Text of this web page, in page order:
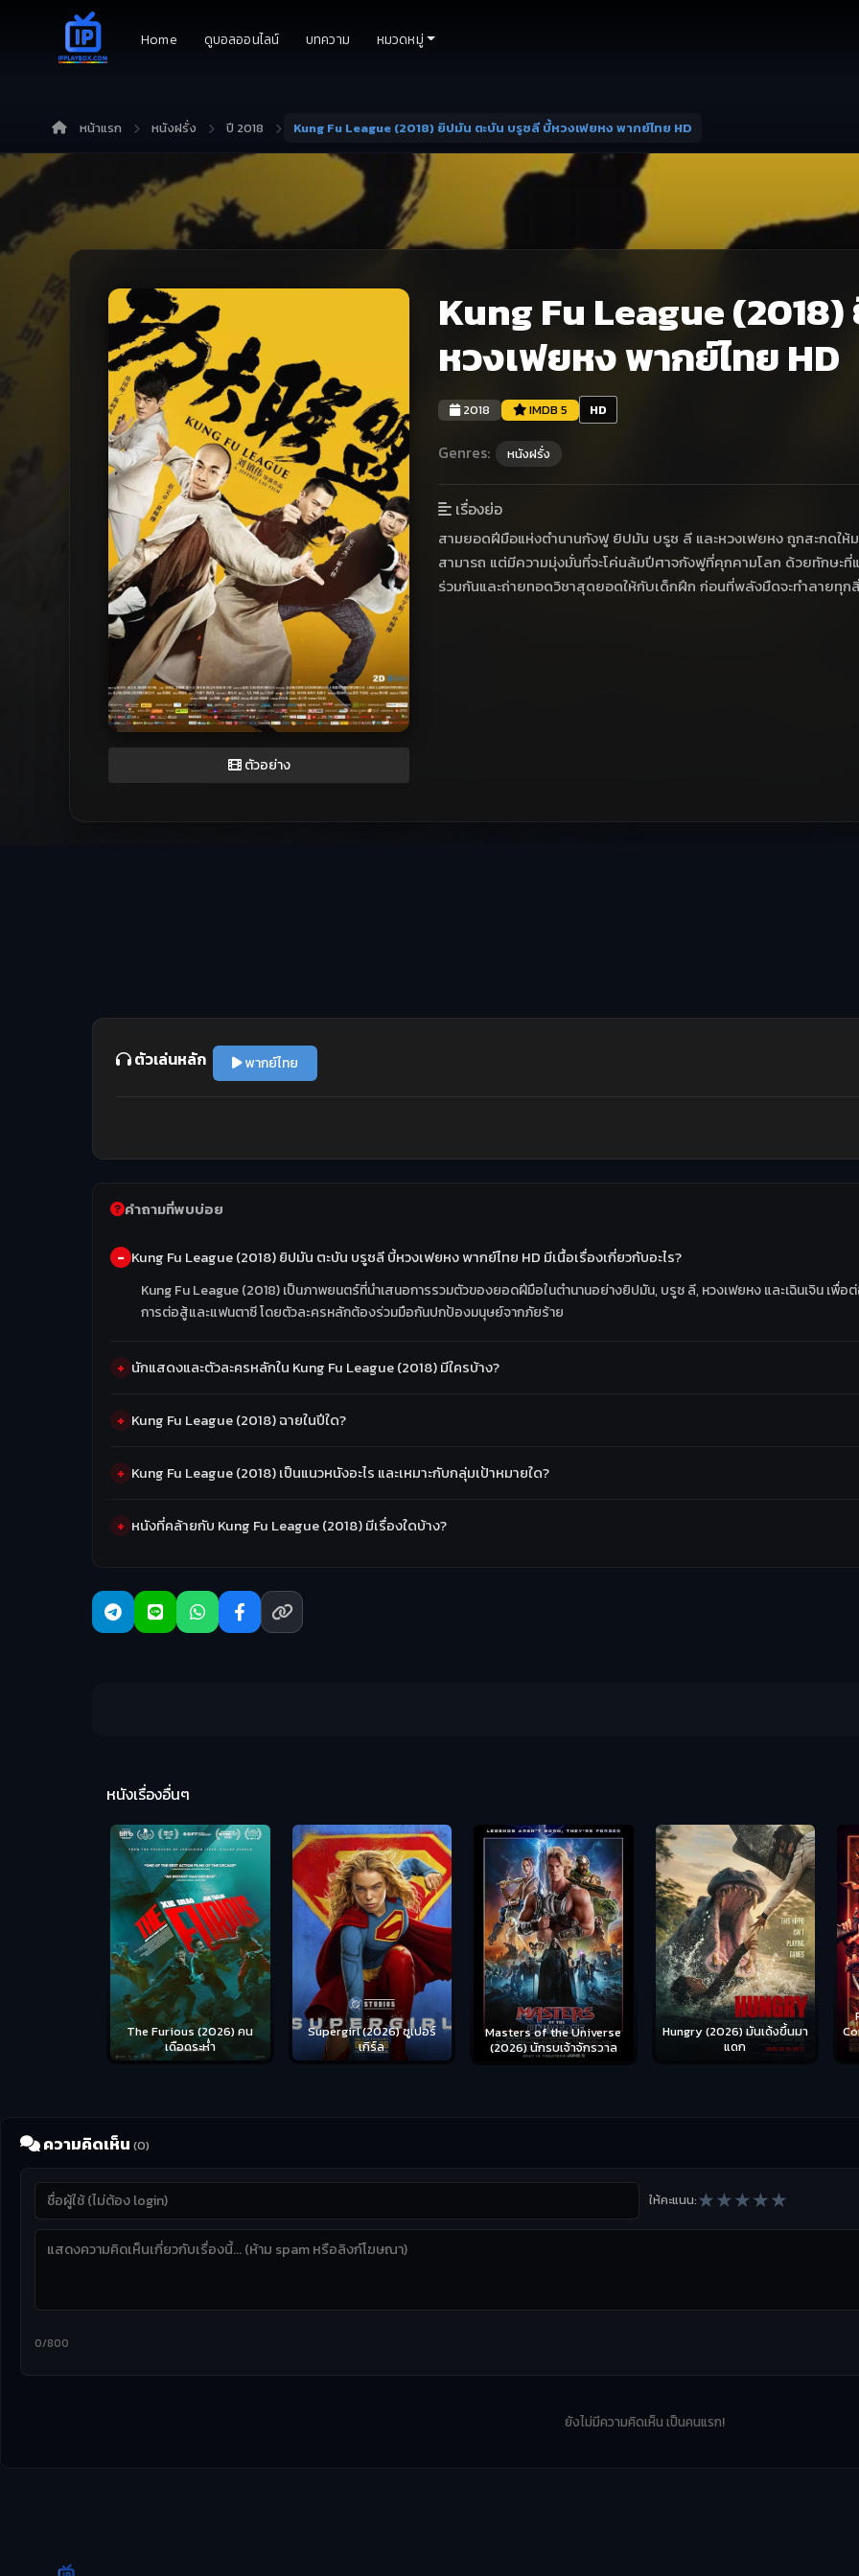
Home ดูบอลออนไลน์ บทความ หมวดหมู่
หน้าแรก หนังฝรั่ง ปี 2018 Kung Fu League (2018) ยิปมัน ตะบัน บรูซลี บี้หวงเฟยหง พากย์ไทย HD
ตัวอย่าง
Kung Fu League
หวงเฟยหง พากย์ไทย HD
2018 IMDB 5 HD
Genres: หนังฝรั่ง
เรื่องย่อ
สามยอดฝีมือแห่งตำนานกังฟู ยิปมัน บรูซ ลี และหวงเฟยหง ถูกสะกดใ
สามารถ แต่มีความมุ่งมั่นที่จะโค่นล้มปีศาจกังฟูที่คุกคามโลก ด้วยทักษะที่
ร่วมกันและถ่ายทอดวิชาสุดยอดให้กับเด็กฝึก ก่อนที่พลังมืดจะทำลายทุก
ตัวเล่นหลัก พากย์ไทย
คำถามที่พบบ่อย
Kung Fu League (2018) ยิปมัน ตะบัน บรูซลี บี้หวงเฟยหง พากย์ไทย HD มีเนื้อเรื่องเกี่ยวกับอะไร?
Kung Fu League (2018) เป็นภาพยนตร์ที่นำเสนอการรวมตัวของยอดฝีมือในตำนานอย่างยิปมัน, บรูซ ลี, หวงเฟยหง และเฉินเจิน เพื่
การต่อสู้และแฟนตาซี โดยตัวละครหลักต้องร่วมมือกันปกป้องมนุษย์จากภัยร้าย
นักแสดงและตัวละครหลักใน Kung Fu League (2018) มีใครบ้าง?
Kung Fu League (2018) ฉายในปีใด?
Kung Fu League (2018) เป็นแนวหนังอะไร และเหมาะกับกลุ่มเป้าหมายใด?
หนังที่คล้ายกับ Kung Fu League (2018) มีเรื่องใดบ้าง?
หนังเรื่องอื่นๆ
Supergirl (2026) ซูเปอร์
เกิร์ล
Masters of the Universe
(2026) นักรบเจ้าจักรวาล
Hungry (2026) มันเด้งขึ้นมา
แดก
Ready or Not 2: Here I
Come (2026) เกมพร้อมตาย
2
ความคิดเห็น (0)
ให้คะแนน:★★★★★
0/800
ยังไม่มีความคิดเห็น เป็นคนแรก!